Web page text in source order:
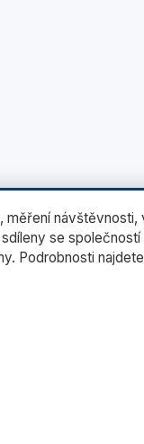
měření
se
Podrobnosti